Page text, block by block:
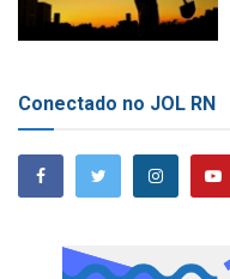
Conectado no JOL RN